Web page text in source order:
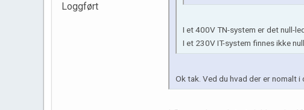
Loggført
I et 400V TN-system er det null-
I et 230V IT-system finnes ikke
Ok tak. Ved du hvad der er nomalt